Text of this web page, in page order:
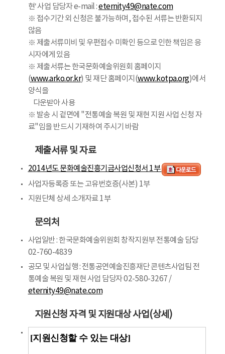
현’ 사업 담당자 e-mail :eternity49@nate.com
※ 접수기간 외 신청은 불가능하며, 접수된 서류는 반환되지
않음
※ 제출서류미비 및 우편접수 미확인 등으로 인한 책임은 응
시자에게 있음
※ 제출서류는 한국문화예술위원회 홈페이지
(www.arko.or.kr) 및 재단 홈페이지(www.kotpa.org)에서
양식을
다운받아 사용
※ 발송 시 겉면에 "전통예술 복원 및 재현 지원 사업 신청 자
료"임을 반드시 기재하여 주시기 바람
제출서류 및 자료
2014년도 문화예술진흥기금사업신청서 1부
사업자등록증 또는 고유번호증(사본) 1부
지원단체 상세 소개자료 1부
문의처
사업일반 : 한국문화예술위원회 창작지원부 전통예술 담당
02-760-4839
공모 및 사업실행 : 전통공연예술진흥재단 콘텐츠사업팀 전
통예술 복원 및 재현 사업 담당자 02-580-3267 /
eternity49@nate.com
지원신청 자격 및 지원대상 사업(상세)
[지원신청할 수 있는 대상]